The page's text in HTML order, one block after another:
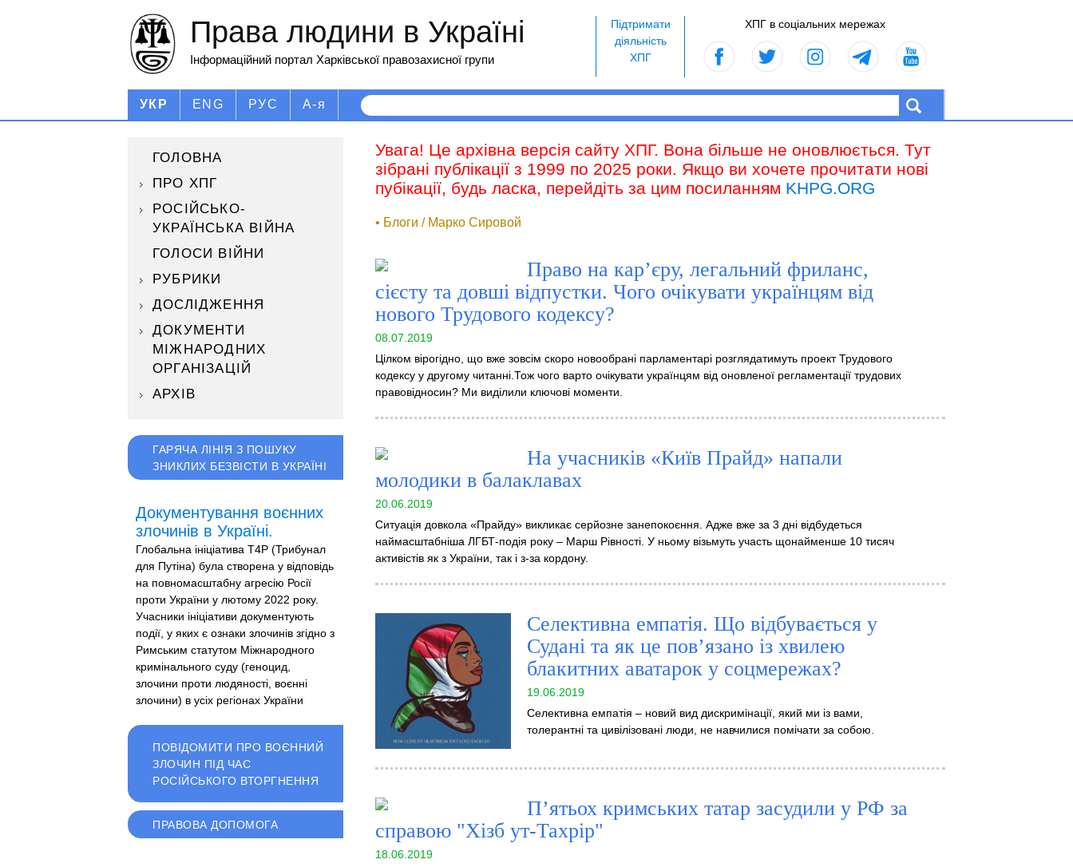
ХПГ в соціальних мережах
Підтримати
діяльність
ХПГ
Права людини в Україні
Інформаційний портал Харківської правозахисної групи
УКР ENG РУС А-я
ГОЛОВНА
ПРО ХПГ
РОСІЙСЬКО-
УКРАЇНСЬКА ВІЙНА
ГОЛОСИ ВІЙНИ
РУБРИКИ
ДОСЛІДЖЕННЯ
ДОКУМЕНТИ
МІЖНАРОДНИХ
ОРГАНІЗАЦІЙ
АРХІВ
ГАРЯЧА ЛІНІЯ З ПОШУКУ
ЗНИКЛИХ БЕЗВІСТИ В УКРАЇНІ
Документування воєнних
злочинів в Україні.
Глобальна ініціатива T4P (Трибунал
для Путіна) була створена у відповідь
на повномасштабну агресію Росії
проти України у лютому 2022 року.
Учасники ініціативи документують
події, у яких є ознаки злочинів згідно з
Римським статутом Міжнародного
кримінального суду (геноцид,
злочини проти людяності, воєнні
злочини) в усіх регіонах України
ПОВІДОМИТИ ПРО ВОЄННИЙ
ЗЛОЧИН ПІД ЧАС
РОСІЙСЬКОГО ВТОРГНЕННЯ
ПРАВОВА ДОПОМОГА
Увага! Це архівна версія сайту ХПГ. Вона більше не оновлюється. Тут
зібрані публікації з 1999 по 2025 роки. Якщо ви хочете прочитати нові
пубікації, будь ласка, перейдіть за цим посиланням KHPG.ORG
• Блоги / Марко Сировой
Право на кар’єру, легальний фриланс,
сієсту та довші відпустки. Чого очікувати українцям від
нового Трудового кодексу?
08.07.2019
Цілком вірогідно, що вже зовсім скоро новообрані парламентарі розглядатимуть проект Трудового
кодексу у другому читанні.Тож чого варто очікувати українцям від оновленої регламентації трудових
правовідносин? Ми виділили ключові моменти.
На учасників «Київ Прайд» напали
молодики в балаклавах
20.06.2019
Ситуація довкола «Прайду» викликає серйозне занепокоєння. Адже вже за 3 дні відбудеться
наймасштабніша ЛГБТ-подія року – Марш Рівності. У ньому візьмуть участь щонайменше 10 тисяч
активістів як з України, так і з-за кордону.
Селективна емпатія. Що відбувається у
Судані та як це пов’язано із хвилею
блакитних аватарок у соцмережах?
19.06.2019
Селективна емпатія – новий вид дискримінації, який ми із вами,
толерантні та цивілізовані люди, не навчилися помічати за собою.
П’ятьох кримських татар засудили у РФ за
справою "Хізб ут-Тахрір"
18.06.2019